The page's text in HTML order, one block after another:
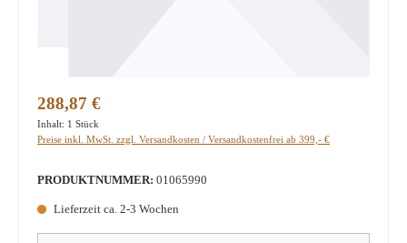
Regulärer Preis:
288,87 €
Inhalt: 1 Stück
Preise inkl. MwSt. zzgl. Versandkosten / Versandkostenfrei ab 399,- €
PRODUKTNUMMER: 01065990
Lieferzeit ca. 2-3 Wochen